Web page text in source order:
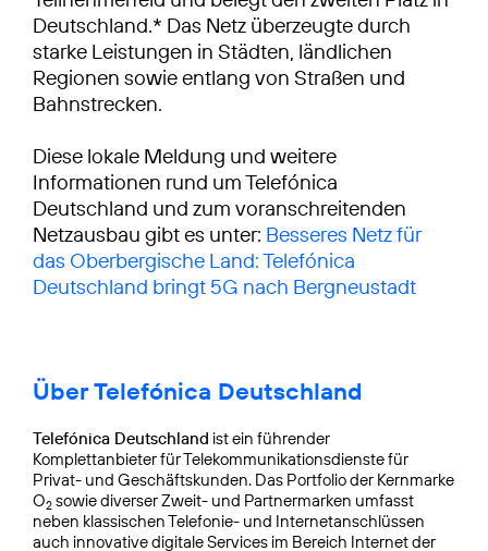
Deutschland.* Das Netz überzeugte durch
starke Leistungen in Städten, ländlichen
Regionen sowie entlang von Straßen und
Bahnstrecken.
Diese lokale Meldung und weitere
Informationen rund um Telefónica
Deutschland und zum voranschreitenden
Netzausbau gibt es unter: Besseres Netz für
das Oberbergische Land: Telefónica
Deutschland bringt 5G nach Bergneustadt
Über Telefónica Deutschland
Telefónica Deutschland ist ein führender
Komplettanbieter für Telekommunikationsdienste für
Privat- und Geschäftskunden. Das Portfolio der Kernmarke
O2 sowie diverser Zweit- und Partnermarken umfasst
neben klassischen Telefonie- und Internetanschlüssen
auch innovative digitale Services im Bereich Internet der